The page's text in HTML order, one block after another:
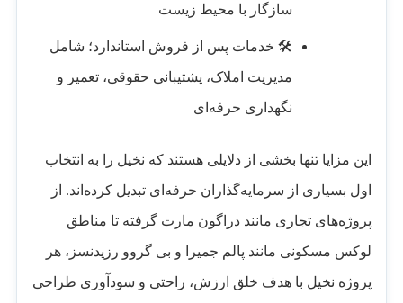
سازگار با محیط زیست
🛠️ خدمات پس از فروش استاندارد؛ شامل
مدیریت املاک، پشتیبانی حقوقی، تعمیر و
نگهداری حرفه‌ای
این مزایا تنها بخشی از دلایلی هستند که نخیل را به انتخاب
اول بسیاری از سرمایه‌گذاران حرفه‌ای تبدیل کرده‌اند. از
پروژه‌های تجاری مانند دراگون مارت گرفته تا مناطق
لوکس مسکونی مانند پالم جمیرا و بی گروو رزیدنسز، هر
پروژه نخیل با هدف خلق ارزش، راحتی و سودآوری طراحی